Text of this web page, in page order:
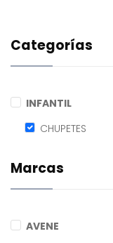
Categorías
INFANTIL
CHUPETES
Marcas
AVENE